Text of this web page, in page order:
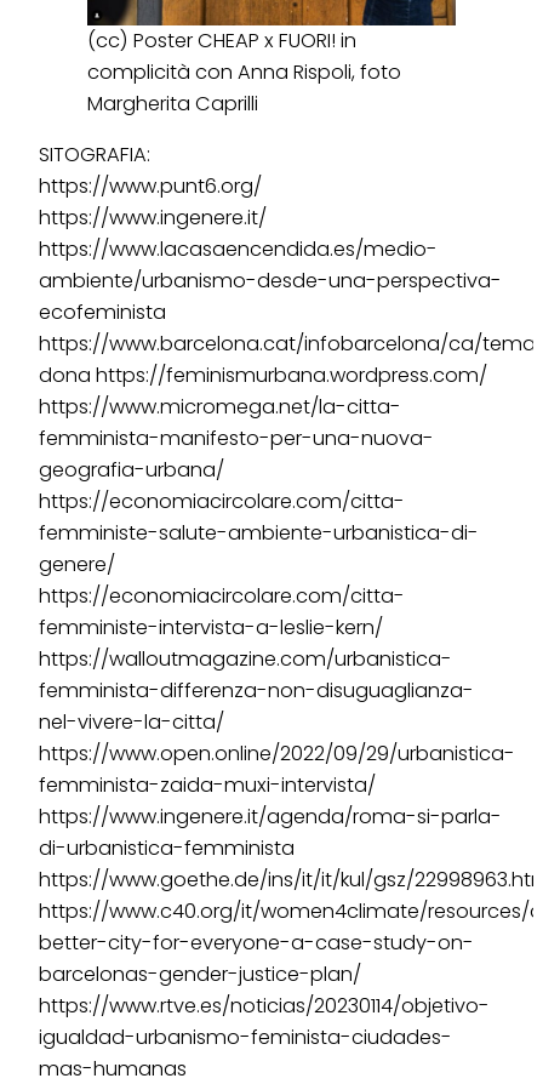
(cc) Poster CHEAP x FUORI! in
complicità con Anna Rispoli, foto
Margherita Caprilli
SITOGRAFIA:
https://www.punt6.org/
https://www.ingenere.it/
https://www.lacasaencendida.es/medio-
ambiente/urbanismo-desde-una-perspectiva-
ecofeminista
https://www.barcelona.cat/infobarcelona/ca/
dona https://feminismurbana.wordpress.com/
https://www.micromega.net/la-citta-
femminista-manifesto-per-una-nuova-
geografia-urbana/
https://economiacircolare.com/citta-
femministe-salute-ambiente-urbanistica-di-
genere/
https://economiacircolare.com/citta-
femministe-intervista-a-leslie-kern/
https://walloutmagazine.com/urbanistica-
femminista-differenza-non-disuguaglianza-
nel-vivere-la-citta/
https://www.open.online/2022/09/29/urbanistica-
femminista-zaida-muxi-intervista/
https://www.ingenere.it/agenda/roma-si-parla-
di-urbanistica-femminista
https://www.goethe.de/ins/it/it/kul/gsz/
https://www.c40.org/it/women4climate/resources/
better-city-for-everyone-a-case-study-on-
barcelonas-gender-justice-plan/
https://www.rtve.es/noticias/20230114/objetivo-
igualdad-urbanismo-feminista-ciudades-
mas-humanas